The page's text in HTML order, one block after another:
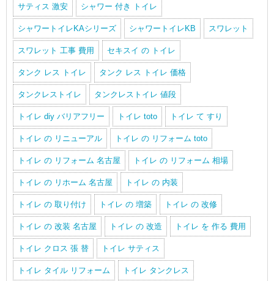
サティス 激安 シャワー 付き トイレ
シャワートイレKAシリーズ シャワートイレKB スワレット
スワレット 工事 費用 セキスイ の トイレ
タンク レス トイレ タンク レス トイレ 価格
タンクレストイレ タンクレストイレ 値段
トイレ diy バリアフリー トイレ toto トイレ て すり
トイレ の リニューアル トイレ の リフォーム toto
トイレ の リフォーム 名古屋 トイレ の リフォーム 相場
トイレ の リホーム 名古屋 トイレ の 内装
トイレ の 取り付け トイレ の 増築 トイレ の 改修
トイレ の 改装 名古屋 トイレ の 改造 トイレ を 作る 費用
トイレ クロス 張 替 トイレ サティス
トイレ タイル リフォーム トイレ タンクレス